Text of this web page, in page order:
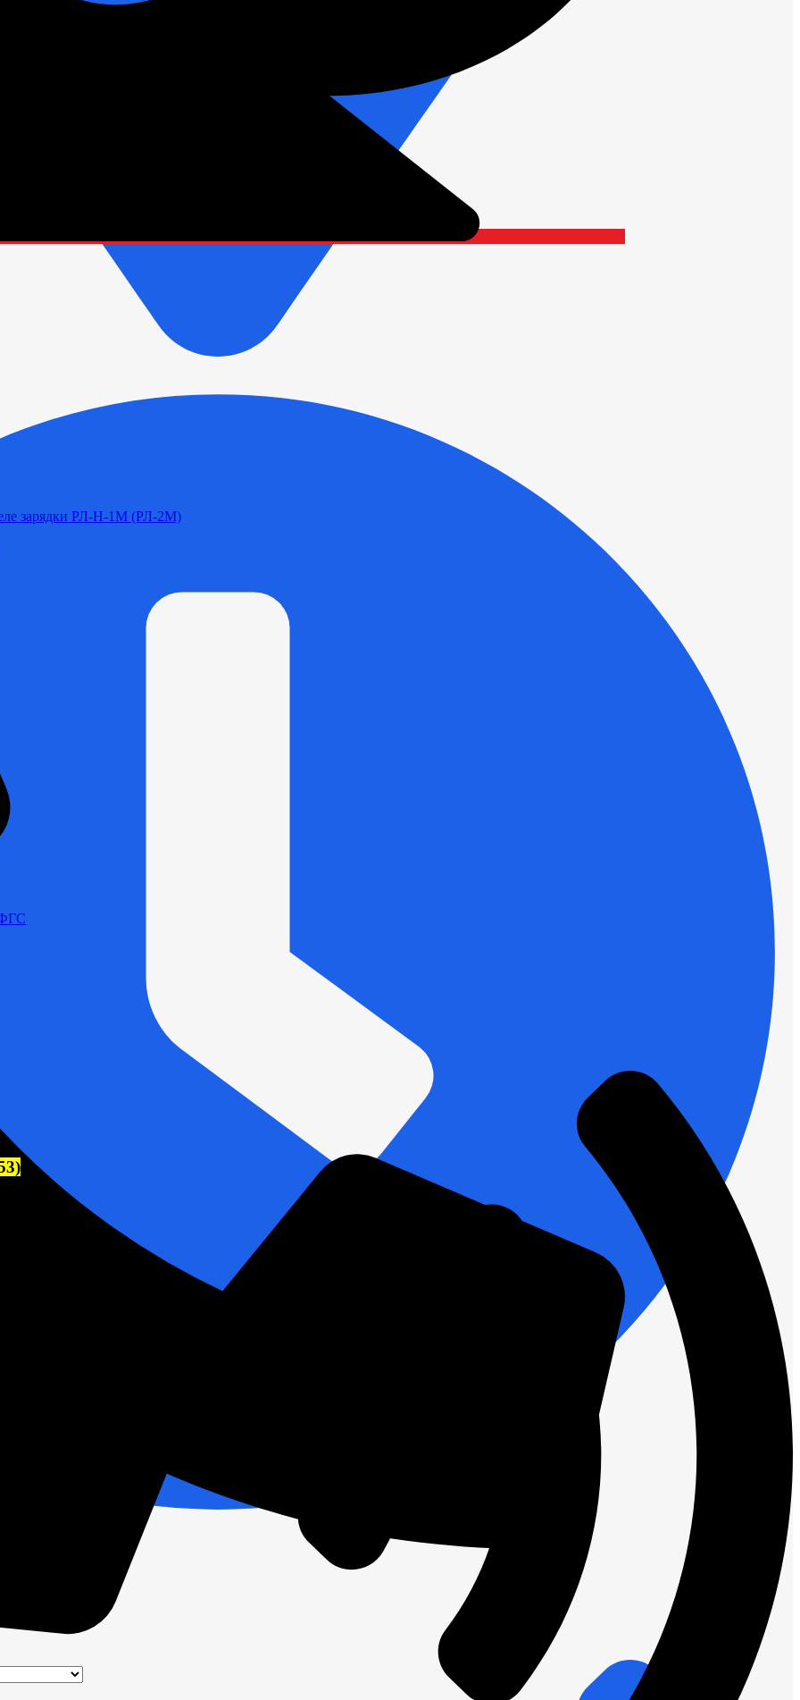
зарядки РЛ-Н-1М (РЛ-2М)
ФГС